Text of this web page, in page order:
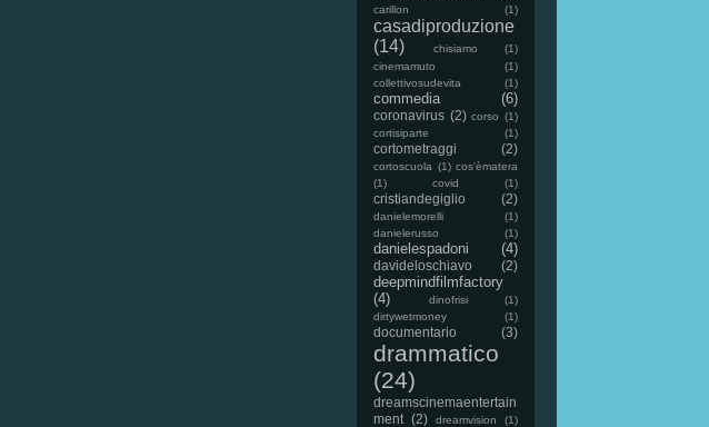
carillon (1)
casadiproduzione
(14)
chisiamo
(1)
cinemamuto
(1)
collettivosudevita
(1)
commedia (6)
coronavirus (2) corso (1)
cortisiparte
(1)
cortometraggi (2)
cortoscuola (1) cos'èmatera
(1)
covid (1)
cristiandegiglio (2)
danielemorelli
(1)
danielerusso
(1)
danielespadoni (4)
davideloschiavo (2)
deepmindfilmfactory
(4)
dinofrisi
(1)
dirtywetmoney
(1)
documentario (3)
drammatico
(24)
dreamscinemaentertain
ment (2) dreamvision
(1)